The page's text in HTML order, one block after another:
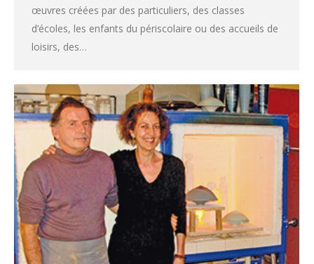
œuvres créées par des particuliers, des classes
d’écoles, les enfants du périscolaire ou des accueils de
loisirs, des…